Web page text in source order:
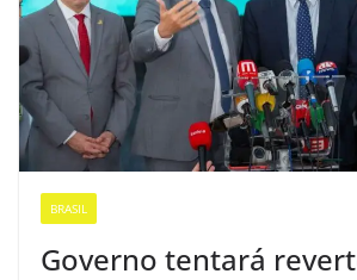
BRASIL
Governo tentará